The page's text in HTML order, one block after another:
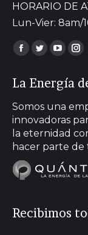
HORARIO DE
Lun-Vier: 8am/
Encuéntranos
Facebook
opens
in
new
window
Twitter
opens
in
new
window
opens
in
new
in
La Energía
Somos una
innovadoras
la eternidad
hacer parte de
Recibimos